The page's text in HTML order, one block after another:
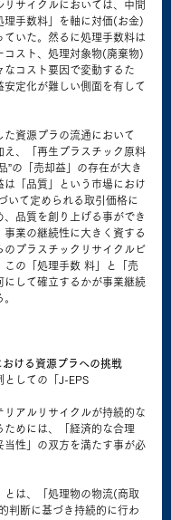
リサイクルにおいては、中間
理手数料」を軸に対価(お金)
ていた。然るに処理手数料は
コスト、処理対象物(廃棄物)
なコスト要因で変動するた
安定化が難しい側面を有して
た資源プラの流通において
え、「再生プラスチック原料
”の「売却益」の存在が大き
は「品質」という市場におけ
いて定められる取引価格に
、品質を創り上げる事ができ
事業の継続性に大きく資する
のプラスチックリサイクルビ
この「処理手数 料」と「売
にして確立するかが事業継続
ける資源プラへの挑戦
しての「J-EPS
リアルリサイクルが持続的な
ためには、「経済的な合理
当性」の双方を満たす事が必
とは、「処理物の物流(商取
判断に基づき持続的に行わ